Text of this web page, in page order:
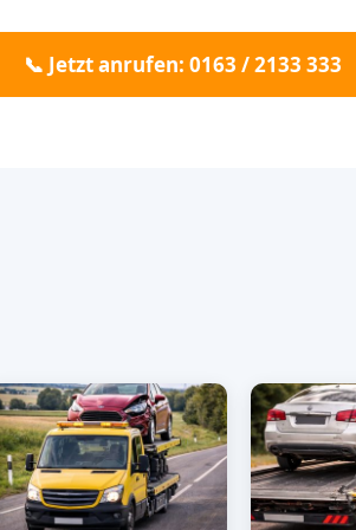
📞 Jetzt anrufen: 0163 / 2133 333